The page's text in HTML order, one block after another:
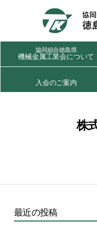
協同組合徳島県
機械金属工業会について
入会のご案内
株
最近の投稿